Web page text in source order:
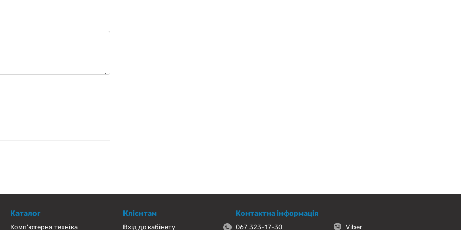
Каталог
Комп'ютерна техніка
Клієнтам
Вхід до кабінету
Контактна інформація
067 323-17-30 Viber